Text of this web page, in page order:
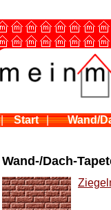
| Start | Wand/
Wand-/Dach-